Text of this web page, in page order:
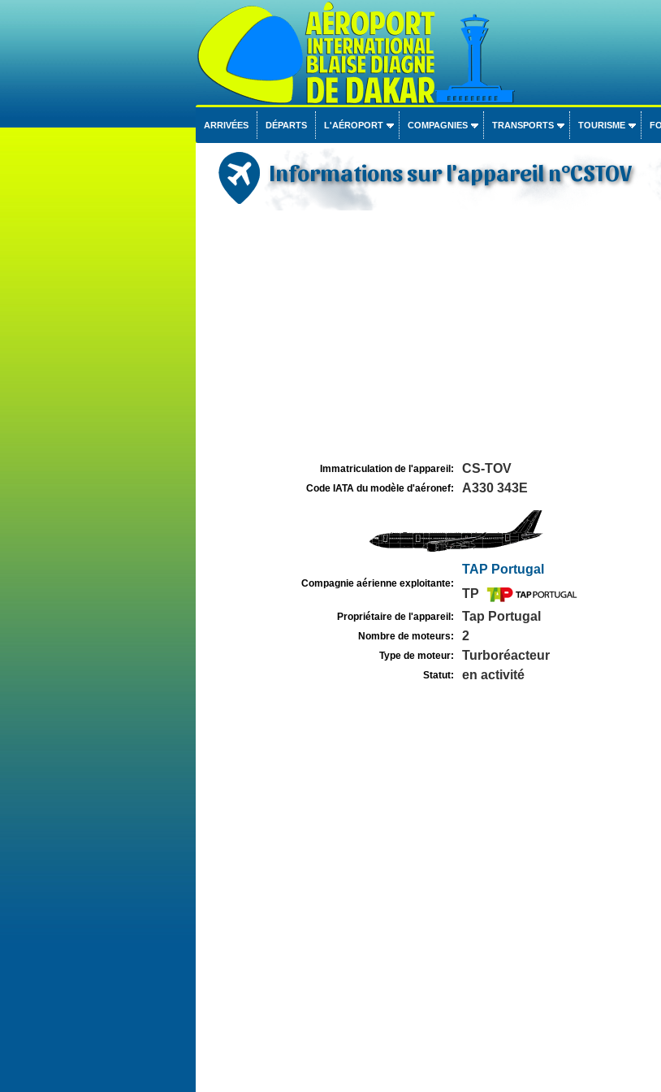
ARRIVÉES DÉPARTS L'AÉROPORT COMPAGNIES TRANSPORTS TOURISME
Informations sur l'appareil n°CSTOV
Immatriculation de l'appareil: CS-TOV
Code IATA du modèle d'aéronef: A330 343E
Compagnie aérienne exploitante:
TAP Portugal
TP
Propriétaire de l'appareil: Tap Portugal
Nombre de moteurs: 2
Type de moteur: Turboréacteur
Statut: en activité